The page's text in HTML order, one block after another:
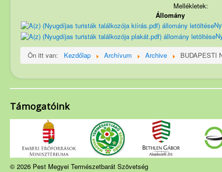
Friss híreink
Archívum
Mellékletek:
Állomány
Ön itt van: Kezdőlap Archívum Archive BUDAPESTI
Támogatóink
© 2026 Pest Megyei Természetbarát Szövetség